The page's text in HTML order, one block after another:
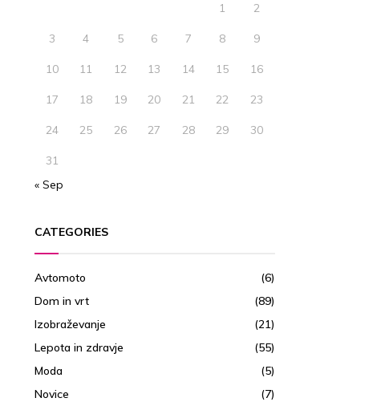
1 2
3 4 5 6 7 8 9
10 11 12 13 14 15 16
17 18 19 20 21 22 23
24 25 26 27 28 29 30
31
« Sep
CATEGORIES
Avtomoto
(6)
Dom in vrt
(89)
Izobraževanje
(21)
Lepota in zdravje
(55)
Moda
(5)
Novice
(7)